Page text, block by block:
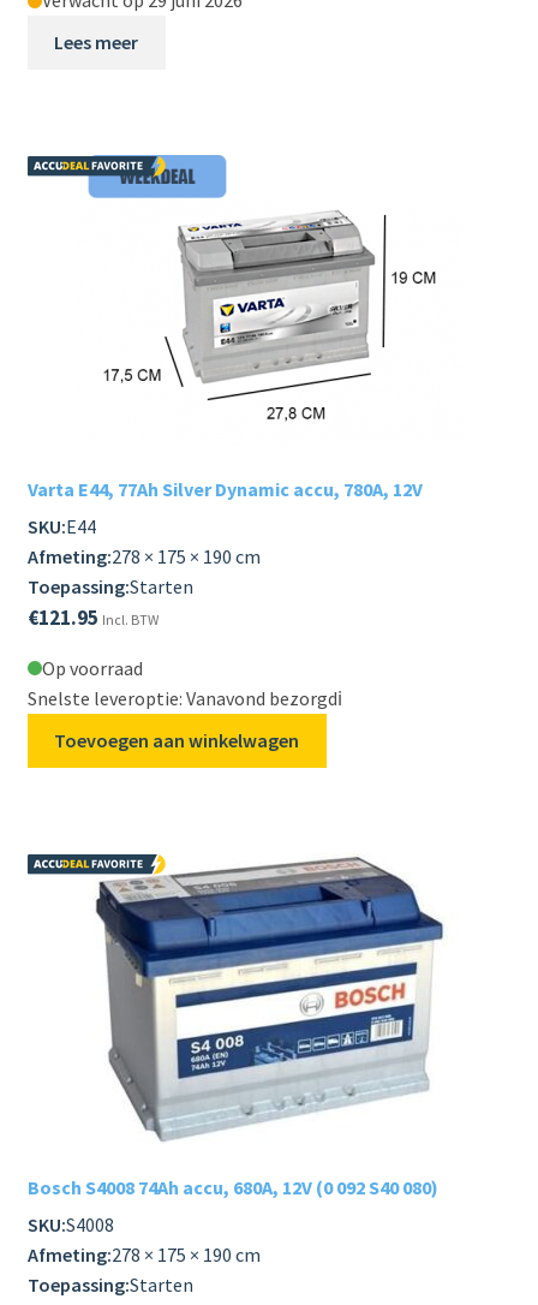
Lees meer
Varta E44, 77Ah Silver Dynamic accu, 780A, 12V
SKU:E44
Afmeting:278 × 175 × 190 cm
Toepassing:Starten
€121.95 Incl. BTW
Op voorraad
Snelste leveroptie: Vanavond bezorgdℹ️
Toevoegen aan winkelwagen
Bosch S4008 74Ah accu, 680A, 12V (0 092 S40 080)
SKU:S4008
Afmeting:278 × 175 × 190 cm
Toepassing:Starten